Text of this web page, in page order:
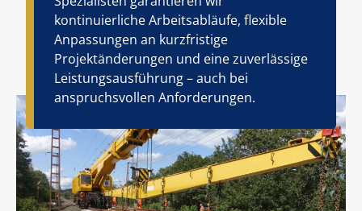
kontinuierliche Arbeitsabläufe, flexible
Anpassungen an kurzfristige
Projektänderungen und eine zuverlässige
Leistungsausführung – auch bei
anspruchsvollen Anforderungen.